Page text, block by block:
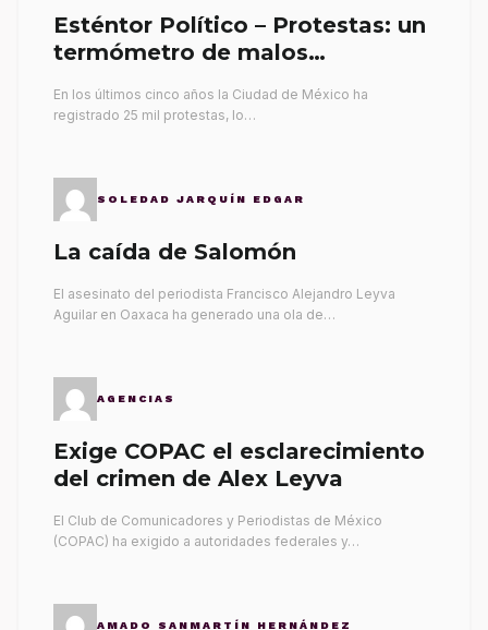
Esténtor Político – Protestas: un
termómetro de malos
En los últimos cinco años la Ciudad de México ha
registrado 25 mil protestas, lo…
SOLEDAD JARQUÍN EDGAR
La caída de Salomón
El asesinato del periodista Francisco Alejandro Leyva
Aguilar en Oaxaca ha generado una ola de…
AGENCIAS
Exige COPAC el esclarecimiento
del crimen de Alex Leyva
El Club de Comunicadores y Periodistas de México
(COPAC) ha exigido a autoridades federales y…
AMADO SANMARTÍN HERNÁNDEZ